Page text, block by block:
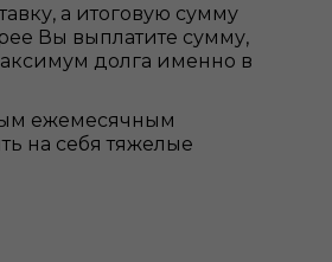
а итоговую сумму
Вы выплатите сумму,
долга именно в
ежемесячным
на себя тяжелые